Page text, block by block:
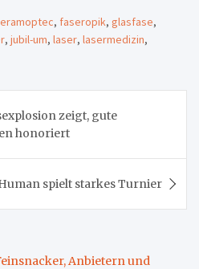
, faseropik, glasfase,
, jubil-um, laser, lasermedizin,
zeigt, gute
honoriert
spielt starkes Turnier
Anbietern und